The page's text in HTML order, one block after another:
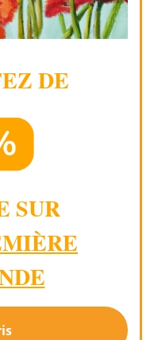
DE
SUR